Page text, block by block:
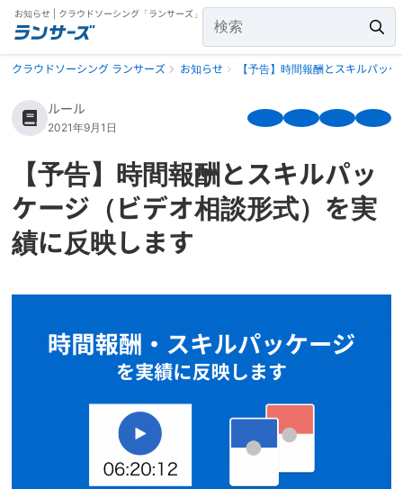
お知らせ | クラウドソーシング「ランサーズ」
クラウドソーシング ランサーズ お知らせ 【予告】時間報酬とスキルパッ
ルール
2021年9月1日
【予告】時間報酬とスキルパッ
ケージ（ビデオ相談形式）を実
績に反映します